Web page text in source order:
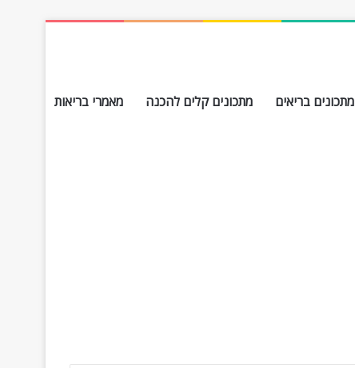
מתכונים בריאים מתכונים קלים להכנה מאמרי בריאות